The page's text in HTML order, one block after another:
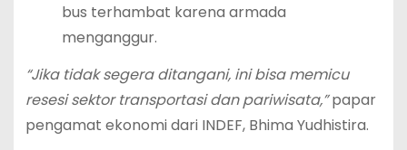
bus terhambat karena armada
menganggur.
“Jika tidak segera ditangani, ini bisa memicu
resesi sektor transportasi dan pariwisata,”papar
pengamat ekonomi dari INDEF, Bhima Yudhistira.